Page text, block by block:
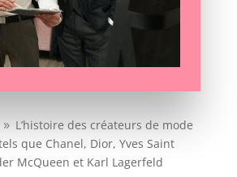
9 L’histoire des créateurs de mode
que Chanel, Dior, Yves Saint
McQueen et Karl Lagerfeld